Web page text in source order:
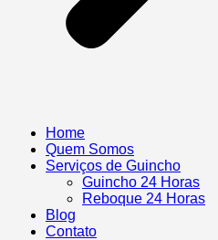
Home
Quem Somos
Serviços de Guincho
Guincho 24 Horas
Reboque 24 Horas
Blog
Contato